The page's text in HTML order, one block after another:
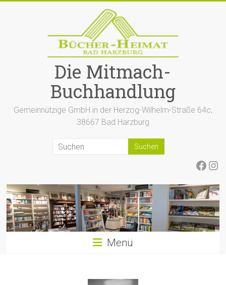
Die Mitmach-
Buchhandlung
Gemeinnützige GmbH in der Herzog-Wilhelm-Straße 64c,
38667 Bad Harzburg
Menü